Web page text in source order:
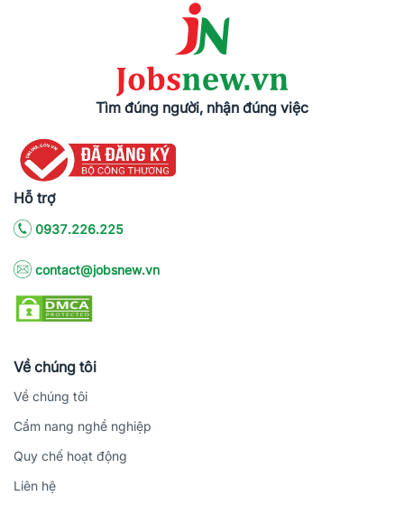
Tìm đúng người, nhận đúng việc
Hỗ trợ
0937.226.225
contact@jobsnew.vn
Về chúng tôi
Về chúng tôi
Cẩm nang nghề nghiệp
Quy chế hoạt động
Liên hệ